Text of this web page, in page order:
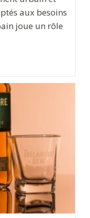
aux besoins
joue un rôle